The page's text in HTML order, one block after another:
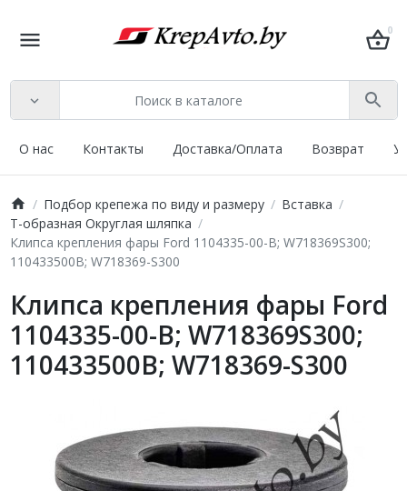
0
О нас Контакты Доставка/Оплата Возврат
Подбор крепежа по виду и размеру
Вставка
T-образная Округлая шляпка
Клипса крепления фары Ford 1104335-00-B; W718369S300;
110433500B; W718369-S300
Клипса крепления фары Ford
1104335-00-B; W718369S300;
110433500B; W718369-S300